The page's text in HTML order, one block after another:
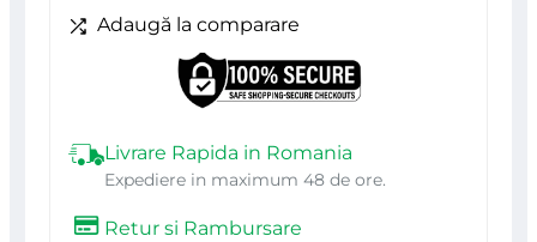
Livrare Rapida in Romania
Expediere in maximum 48 de ore.
Retur si Rambursare
Adaugă la comparare